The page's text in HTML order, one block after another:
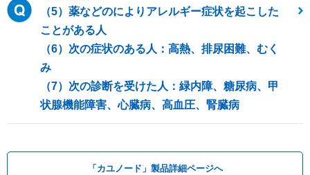
（5）薬などのによりアレルギー症状を起こした
ことがある人
（6）次の症状のある人：高熱、排尿困難、むく
み
（7）次の診断を受けた人：緑内障、糖尿病、甲
状腺機能障害、心臓病、高血圧、腎臓病
「カユノード」製品詳細ページへ